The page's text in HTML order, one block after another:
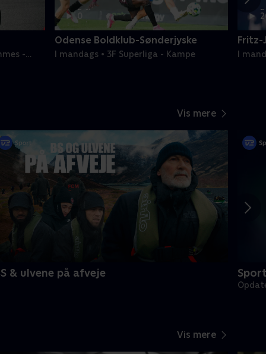
-
2 t.
min
Odense Boldklub-Sønderjyske
I mandags • 3F Superliga - Kampe
Fritz-
I
Vis mere
& ulvene på afveje
Vis mere